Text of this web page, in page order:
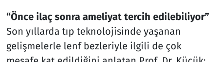
“Önce ilaç sonra ameliyat tercih edilebiliyor”
Son yıllarda tıp teknolojisinde yaşanan
gelişmelerle lenf bezleriyle ilgili de çok